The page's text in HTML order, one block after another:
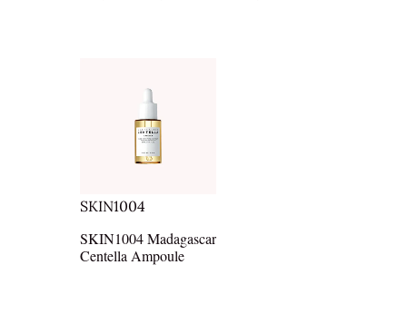
SKIN1004
SKIN1004 Madagascar
Centella Ampoule